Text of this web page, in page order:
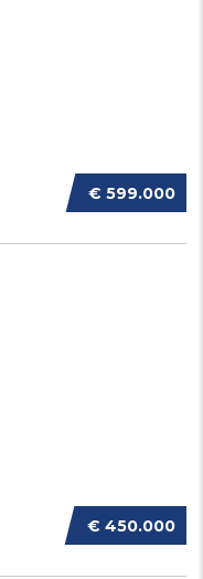
€ 599.000
€ 450.000